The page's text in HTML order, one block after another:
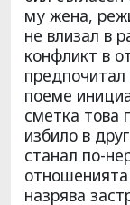
му жена,
не влизал в
конфликт в
поеме
сметка това
избило в
станал по-
назрява